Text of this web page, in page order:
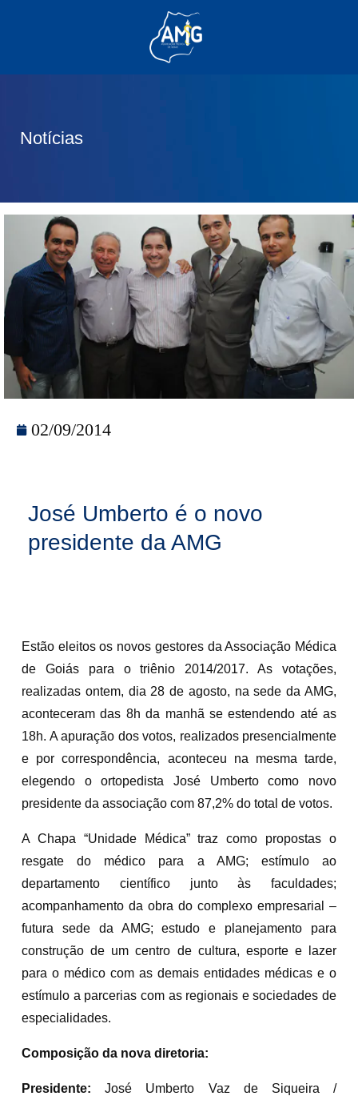
Notícias
02/09/2014
José Umberto é o novo
presidente da AMG
Estão eleitos os novos gestores da Associação Médica
de Goiás para o triênio 2014/2017. As votações,
realizadas ontem, dia 28 de agosto, na sede da AMG,
aconteceram das 8h da manhã se estendendo até as
18h. A apuração dos votos, realizados presencialmente
e por correspondência, aconteceu na mesma tarde,
elegendo o ortopedista José Umberto como novo
presidente da associação com 87,2% do total de votos.
A Chapa “Unidade Médica” traz como propostas o
resgate do médico para a AMG; estímulo ao
departamento científico junto às faculdades;
acompanhamento da obra do complexo empresarial –
futura sede da AMG; estudo e planejamento para
construção de um centro de cultura, esporte e lazer
para o médico com as demais entidades médicas e o
estímulo a parcerias com as regionais e sociedades de
especialidades.
Composição da nova diretoria:
Presidente: José Umberto Vaz de Siqueira /